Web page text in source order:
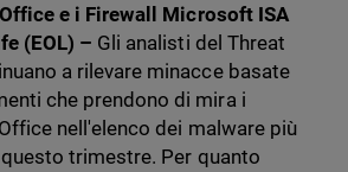
e i Firewall Microsoft ISA
(EOL) – Gli analisti del Threat
a rilevare minacce basate
che prendono di mira i
nell'elenco dei malware più
trimestre. Per quanto